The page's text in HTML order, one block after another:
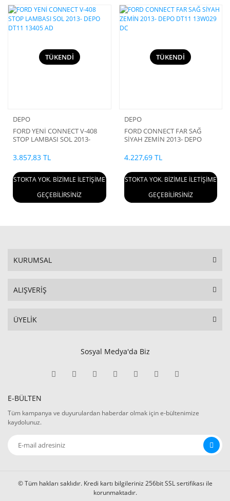
TÜKENDİ
DEPO
FORD YENİ CONNECT V-408
STOP LAMBASI SOL 2013-
3.857,83 TL
STOKTA YOK. BİZİMLE İLETİŞİME
GEÇEBİLİRSİNİZ
TÜKENDİ
DEPO
FORD CONNECT FAR SAĞ
SİYAH ZEMİN 2013- DEPO
4.227,69 TL
STOKTA YOK. BİZİMLE İLETİŞİME
GEÇEBİLİRSİNİZ
KURUMSAL
ALIŞVERİŞ
ÜYELİK
Sosyal Medya'da Biz
E-BÜLTEN
Tüm kampanya ve duyurulardan haberdar olmak için e-bültenimize
kaydolunuz.
© Tüm hakları saklıdır. Kredi kartı bilgileriniz 256bit SSL sertifikası ile
korunmaktadır.